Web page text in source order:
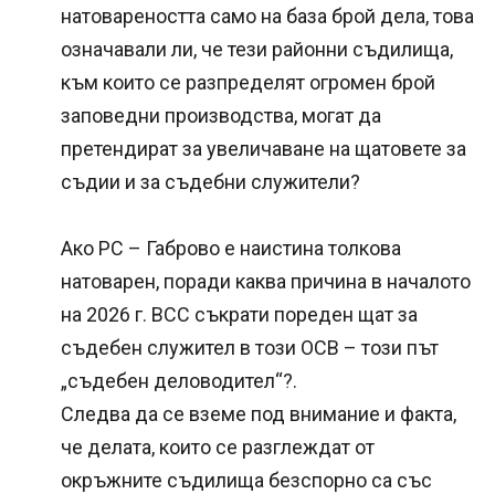
натовареността само на база брой дела, това
означавали ли, че тези районни съдилища,
към които се разпределят огромен брой
заповедни производства, могат да
претендират за увеличаване на щатовете за
съдии и за съдебни служители?
Ако РС – Габрово е наистина толкова
натоварен, поради каква причина в началото
на 2026 г. ВСС съкрати пореден щат за
съдебен служител в този ОСВ – този път
„съдебен деловодител“?.
Следва да се вземе под внимание и факта,
че делата, които се разглеждат от
окръжните съдилища безспорно са със